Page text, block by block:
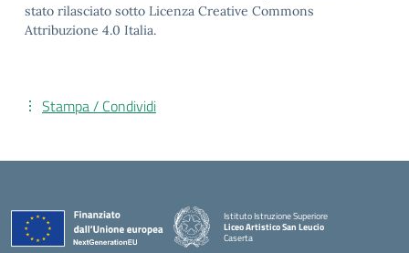
stato rilasciato sotto Licenza Creative Commons
Attribuzione 4.0 Italia.
Stampa / Condividi
Istituto Istruzione Superiore
Liceo Artistico San Leucio
Caserta